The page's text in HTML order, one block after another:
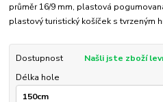
průměr 16/9 mm, plastová
plastový turistický košíček s tvrzeným
Dostupnost
Našli jste zboží
Délka hole